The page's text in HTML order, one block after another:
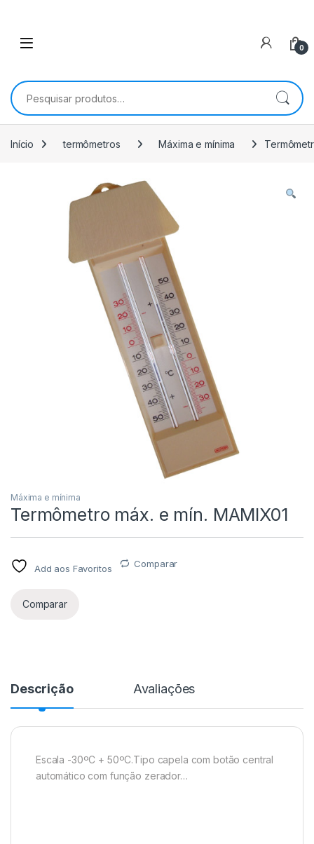
0
Pesquisar por:
Início termômetros Máxima e mínima
Máxima e mínima
Termômetro máx. e mín. MAMIX01
Add aos Favoritos Comparar
Comparar
Descrição Avaliações
Escala -30ºC + 50ºC.Tipo capela com botão central
automático com função zerador…